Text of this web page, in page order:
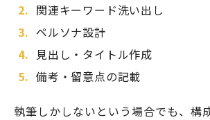
関連キーワード洗い出し
ペルソナ設計
見出し・タイトル作成
備考・留意点の記載
執筆しかしないという場合でも、構